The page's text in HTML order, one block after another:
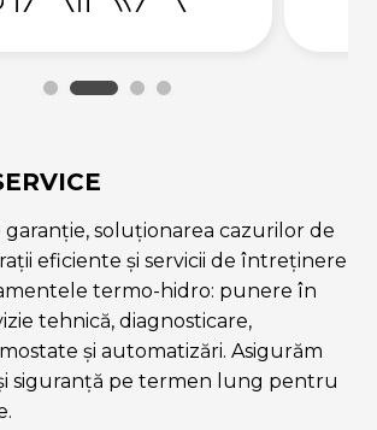
garanție, soluționarea cazurilor de
eficiente și servicii de întreținere
termo-hidro: punere în
tehnică, diagnosticare,
și automatizări. Asigurăm
siguranță pe termen lung pentru